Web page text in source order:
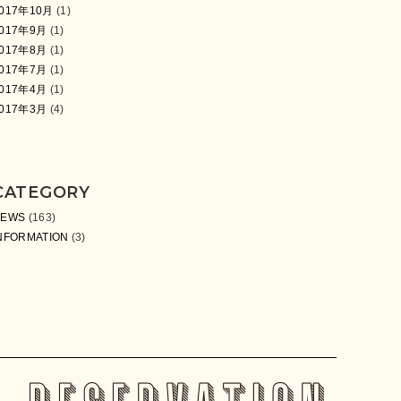
年10月 (1)
年9月 (1)
年8月 (1)
年7月 (1)
年4月 (1)
年3月 (4)
(163)
(3)